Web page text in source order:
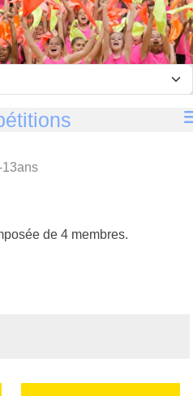
de 4 membres.